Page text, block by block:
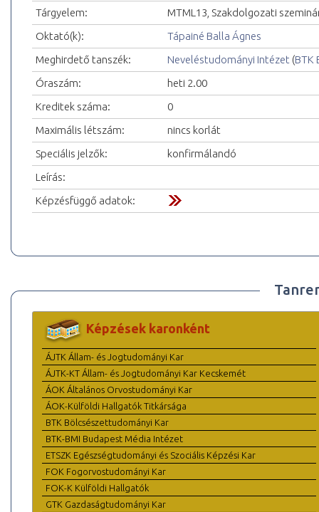
Tárgyelem:
MTML13, Szakdolgozati
Oktató(k):
Tápainé Balla Ágnes
Meghirdető tanszék:
Neveléstudományi Intézet (BTK
Óraszám:
heti 2.00
Kreditek száma:
0
Maximális létszám:
nincs korlát
Speciális jelzők:
konfirmálandó
Leírás:
Képzésfüggő adatok:
Képzések karonként
ÁJTK Állam- és Jogtudományi Kar
ÁJTK-KT Állam- és Jogtudományi Kar Kecskemét
ÁOK Általános Orvostudományi Kar
ÁOK-Külföldi Hallgatók Titkársága
BTK Bölcsészettudományi Kar
BTK-BMI Budapest Média Intézet
ETSZK Egészségtudományi és Szociális Képzési Kar
FOK Fogorvostudományi Kar
FOK-K Külföldi Hallgatók
GTK Gazdaságtudományi Kar